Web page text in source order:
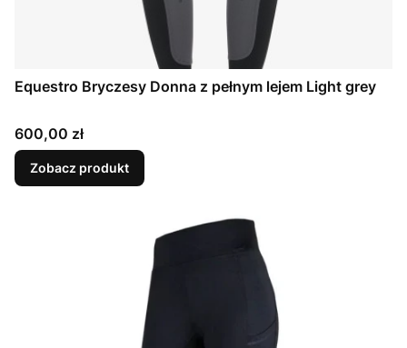
Equestro Bryczesy Donna z pełnym lejem Light grey
Cena
600,00 zł
Zobacz produkt